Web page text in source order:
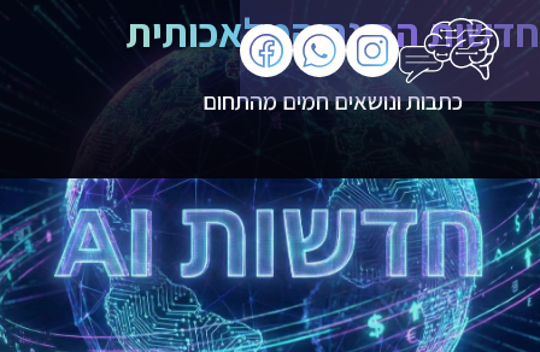
חדשות הבינה המלאכותית
כתבות ונושאים חמים מהתחום